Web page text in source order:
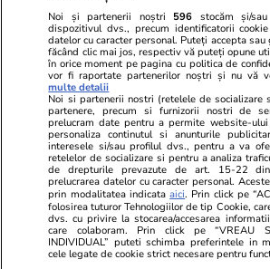
Viva.ro
"Nici acum nu îi știu bine. Nu îi știu
A tăcut luni întregi, dar acum Gina
spus adevărul despre relația cu ginerele ei,
Radu Siffr...
Noi și partenerii noștri 596 stocăm și/
dispozitivul dvs., precum identificatorii
datelor cu caracter personal. Puteți accepta
făcând clic mai jos, respectiv vă puteți opune
în orice moment pe pagina cu politica de
vor fi raportate partenerilor noștri și nu vă
multe detalii
Noi si partenerii nostri (retelele de
partenere, precum si furnizorii nostri de
prelucram date pentru a permite website-
personaliza continutul si anunturile
interesele si/sau profilul dvs., pentru a va
retelelor de socializare si pentru a analiza
de drepturile prevazute de art. 15-22
prelucrarea datelor cu caracter personal.
prin modalitatea indicataaici. Prin click pe
folosirea tuturor Tehnologiilor de tip Cookie,
dvs. cu privire la stocarea/accesarea
care colaboram. Prin click pe “VREAU
INDIVIDUAL” puteti schimba preferintele in
cele legate de cookie strict necesare pentru